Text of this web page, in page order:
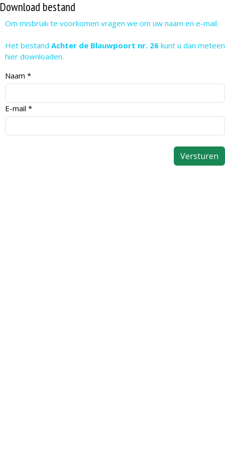
Download bestand
Om misbruik te voorkomen vragen we om uw naam en e-mail.
Het bestand Achter de Blauwpoort nr. 26 kunt u dan meteen
hier downloaden.
Naam *
E-mail *